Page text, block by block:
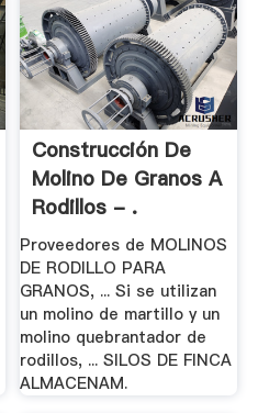
Construcción De
Molino De Granos A
Rodillos - .
Proveedores de MOLINOS
DE RODILLO PARA
GRANOS, ... Si se utilizan
un molino de martillo y un
molino quebrantador de
rodillos, ... SILOS DE FINCA
ALMACENAM.